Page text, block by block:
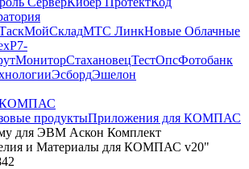
МойСкладМТС ЛинкНовые Облачные
Р7-
СтахановецТестОпсФотобанк
ЭсбордЭшелон
КОМПАС
продуктыПриложения для КОМПАС
для ЭВМ Аскон Комплект
и Материалы для КОМПАС v20"